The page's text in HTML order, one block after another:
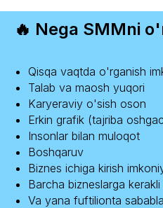
🔥 Nega SMMni
Qisqa vaqtda o'rganish
Talab va maosh yuqori
Karyeraviy o'sish oson
Erkin grafik (tajriba
Insonlar bilan muloqot
Boshqaruv
Biznes ichiga kirish
Barcha bizneslarga
Va yana fuftilionta